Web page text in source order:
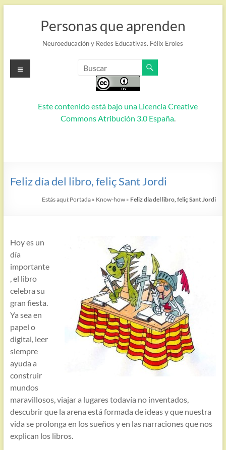
Personas que aprenden
Neuroeducación y Redes Educativas. Félix Eroles
Este contenido está bajo una Licencia Creative
Commons Atribución 3.0 España.
Menú
Feliz día del libro, feliç Sant Jordi
Estás aquí:Portada » Know-how » Feliz día del libro, feliç Sant Jordi
Hoy es un
día
importante
, el libro
celebra su
gran fiesta.
Ya sea en
papel o
digital, leer
siempre
ayuda a
construir
mundos
maravillosos, viajar a lugares todavía no inventados,
descubrir que la arena está formada de ideas y que nuestra
vida se prolonga en los sueños y en las narraciones que nos
explican los libros.